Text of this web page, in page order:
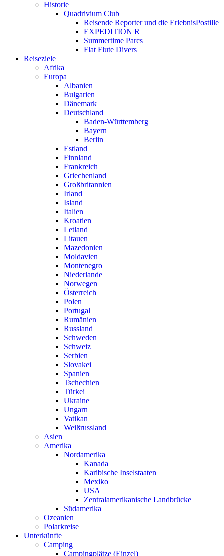
Historie
Quadrivium Club
Reisende Reporter und die ErlebnisPostille
EXPEDITION R
Summertime Parcs
Flat Flute Divers
Reiseziele
Afrika
Europa
Albanien
Bulgarien
Dänemark
Deutschland
Baden-Württemberg
Bayern
Berlin
Estland
Finnland
Frankreich
Griechenland
Großbritannien
Irland
Island
Italien
Kroatien
Letland
Litauen
Mazedonien
Moldavien
Montenegro
Niederlande
Norwegen
Österreich
Polen
Portugal
Rumänien
Russland
Schweden
Schweiz
Serbien
Slovakei
Spanien
Tschechien
Türkei
Ukraine
Ungarn
Vatikan
Weißrussland
Asien
Amerika
Nordamerika
Kanada
Karibische Inselstaaten
Mexiko
USA
Zentralamerikanische Landbrücke
Südamerika
Ozeanien
Polarkreise
Unterkünfte
Camping
Campingplätze (Einzel)